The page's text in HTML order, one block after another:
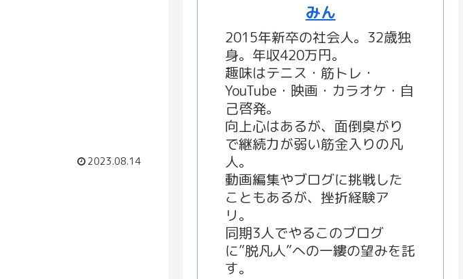
2023.08.14
みん
2015年新卒の社会人。32歳独
身。年収420万円。
趣味はテニス・筋トレ・
YouTube・映画・カラオケ・自
己啓発。
向上心はあるが、面倒臭がり
で継続力が弱い筋金入りの凡
人。
動画編集やブログに挑戦した
こともあるが、挫折経験ア
リ。
同期3人でやるこのブログ
に”脱凡人”への一縷の望みを託
す。